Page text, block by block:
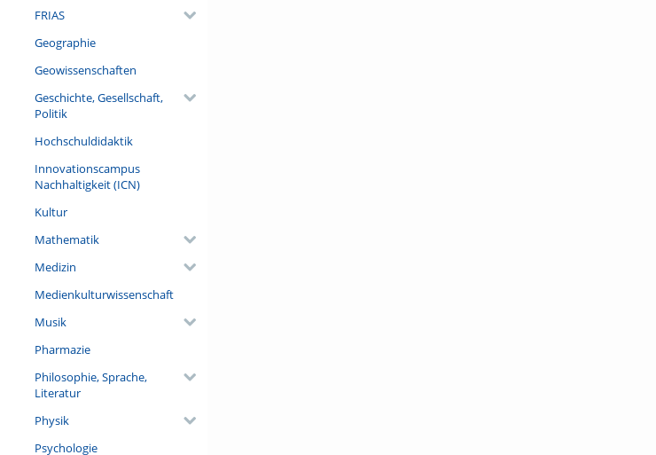
FRIAS
Geographie
Geowissenschaften
Geschichte, Gesellschaft,
Politik
Hochschuldidaktik
Innovationscampus
Nachhaltigkeit (ICN)
Kultur
Mathematik
Medizin
Medienkulturwissenschaft
Musik
Pharmazie
Philosophie, Sprache,
Literatur
Physik
Psychologie